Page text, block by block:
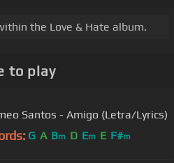
the Love & Hate album.
to play
Santos - Amigo (Letra/Lyrics)
G A Bm D Em E F#m